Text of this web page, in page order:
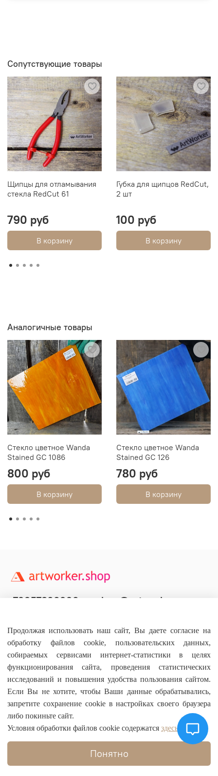
Сопутствующие товары
Щипцы для отламывания
стекла RedCut 61
790 руб
В корзину
Губка для щипцов RedCut,
2 шт
100 руб
В корзину
Аналогичные товары
Стекло цветное Wanda
Stained GC 1086
800 руб
В корзину
Стекло цветное Wanda
Stained GC 126
780 руб
В корзину
Основное
О магазине
Информация
+79957800990 shop@artworker.pro
Продолжая использовать наш сайт, Вы даете согласие на
обработку файлов cookie, пользовательских данных,
собираемых сервисами интернет-статистики в целях
функционирования сайта, проведения статистических
исследований и повышения удобства пользования сайтом.
Если Вы не хотите, чтобы Ваши данные обрабатывались,
запретите сохранение cookie в настройках своего браузера
либо покиньте сайт.
Условия обработки файлов cookie содержатся здесь
Понятно